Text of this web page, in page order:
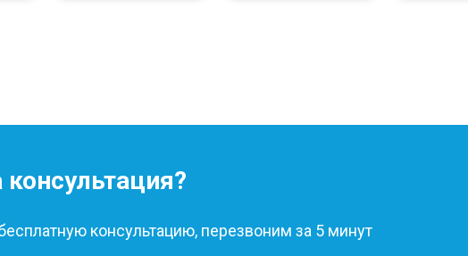
консультацию, перезвоним за 5 минут